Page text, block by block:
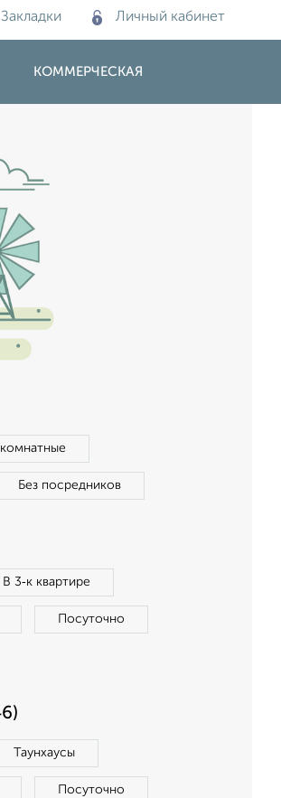
Закладки Личный кабинет
КОММЕРЧЕСКАЯ
Без посредников
В 3‑к квартире
Посуточно
Таунхаусы
Посуточно